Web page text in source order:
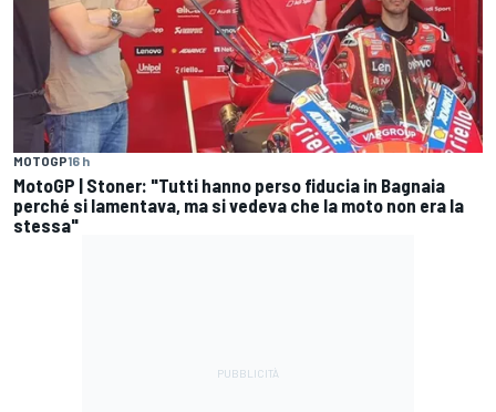
MOTOGP16 h
MotoGP | Stoner: "Tutti hanno perso fiducia in Bagnaia
perché si lamentava, ma si vedeva che la moto non era la
stessa"